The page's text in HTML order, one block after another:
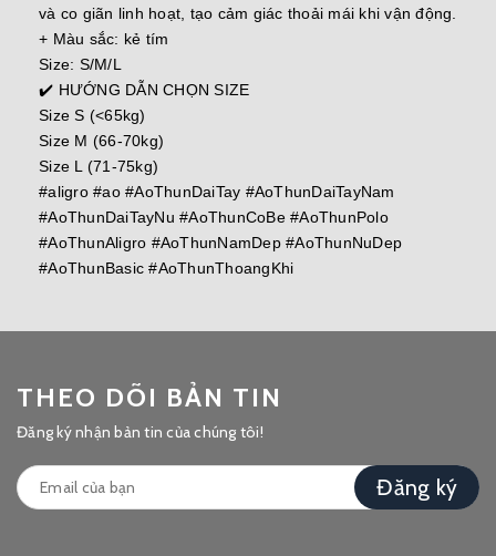
và co giãn linh hoạt, tạo cảm giác thoải mái khi vận động.
+ Màu sắc: kẻ tím
Size: S/M/L
✔️ HƯỚNG DẪN CHỌN SIZE
Size S (<65kg)
Size M (66-70kg)
Size L (71-75kg)
#aligro #ao #AoThunDaiTay #AoThunDaiTayNam
#AoThunDaiTayNu #AoThunCoBe #AoThunPolo
#AoThunAligro #AoThunNamDep #AoThunNuDep
#AoThunBasic #AoThunThoangKhi
THEO DÕI BẢN TIN
Đăng ký nhận bản tin của chúng tôi!
Đăng ký